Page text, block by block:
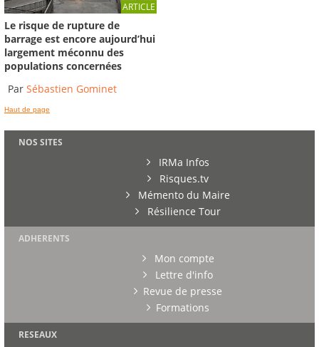
ARTICLE
Le risque de rupture de
barrage est encore aujourd’hui
largement méconnu des
populations concernées
Par Sébastien Gominet
Haut de page
NOS SITES
IRMa Infos
Risques.tv
Mémento du Maire
Résilience Tour
ADHERENTS
Mon compte
Lettre d'info
Revue de presse
Formations
RESEAUX